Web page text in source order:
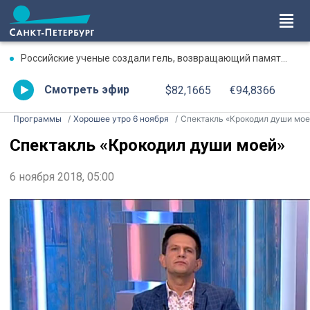
Российские ученые создали гель, возвращающий память после травмы
Смотреть эфир $82,1665 €94,8366
Программы Хорошее утро 6 ноября Спектакль «Крокодил души моей»
Спектакль «Крокодил души моей»
6 ноября 2018, 05:00